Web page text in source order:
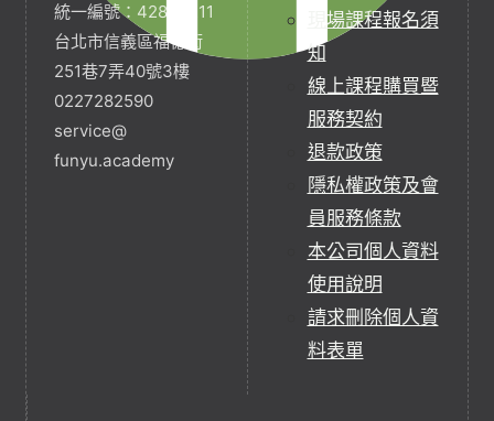
統一編號：42854211
台北市信義區福德街
251巷7弄40號3樓
0227282590
service@
funyu.academy
現場課程報名須
知
線上課程購買暨
服務契約
退款政策
隱私權政策及會
員服務條款
本公司個人資料
使用說明
請求刪除個人資
料表單